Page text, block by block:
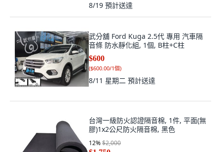
8/19 預計送達
武分舖 Ford Kuga 2.5代 專用 汽車隔
音條 防水靜化組, 1個, B柱+C柱
$600
($600.00/1個)
8/11 星期二 預計送達
台灣一級防火認證隔音棉, 1件, 平面(無
膠)1x2公尺防火隔音棉, 黑色
12%$2,000